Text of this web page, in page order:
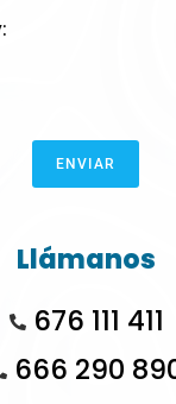
ENVIAR
Llámanos
676 111 411
666 290